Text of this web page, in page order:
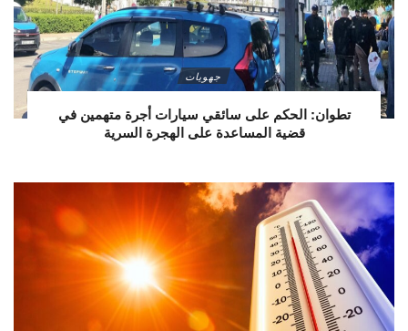
جهويات
تطوان: الحكم على سائقي سيارات أجرة متهمين في
قضية المساعدة على الهجرة السرية